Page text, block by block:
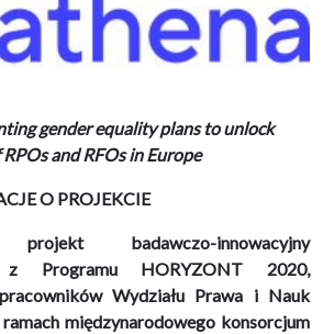
gender equality plans to unlock
and RFOs in Europe
O PROJEKCIE
badawczo-innowacyjny
z Programu HORYZONT 2020,
Wydziału Prawa i Nauk
międzynarodowego konsorcjum